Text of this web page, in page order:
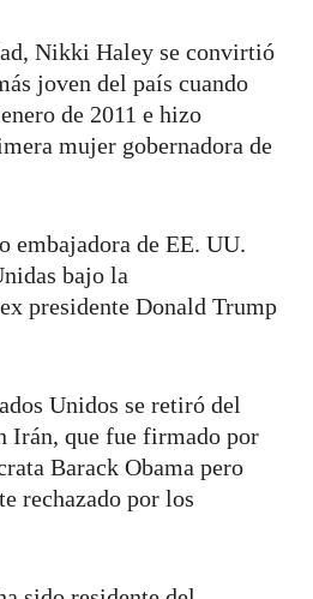
Nikki Haley se convirtió
joven del país cuando
de 2011 e hizo
mujer gobernadora de
embajadora de EE. UU.
bajo la
presidente Donald Trump
Unidos se retiró del
Irán, que fue firmado por
Barack Obama pero
rechazado por los